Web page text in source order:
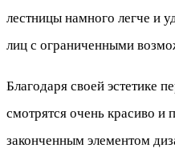
лестницы намного легче и
лиц с ограниченными
Благодаря своей эстетике
смотрятся очень красиво и
законченным элементом